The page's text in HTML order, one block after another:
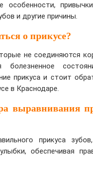
особенности,
и другие причины.
о прикусе?
не соединяются
болезненное
прикуса и стоит
в Краснодаре.
выравнивания
прикуса
обеспечивая